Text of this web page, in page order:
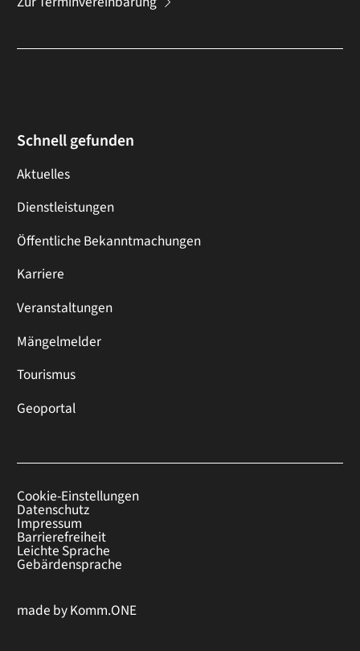
Schnell gefunden
Aktuelles
Dienstleistungen
Öffentliche Bekanntmachungen
Karriere
Veranstaltungen
Mängelmelder
Tourismus
Geoportal
Cookie-Einstellungen
Datenschutz
Impressum
Barrierefreiheit
Leichte Sprache
Gebärdensprache
made byKomm.ONE